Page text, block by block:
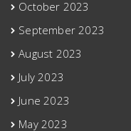
October 2023
September 2023
August 2023
July 2023
June 2023
May 2023